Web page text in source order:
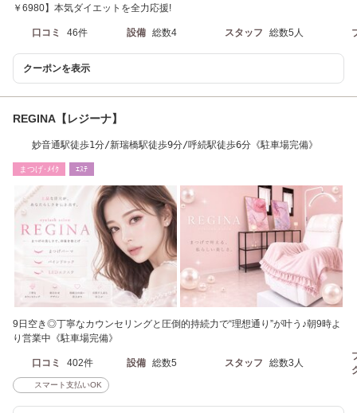
￥6980】本気ダイエットを全力応援!
口コミ 46件 設備 総数4 スタッフ 総数5人
クーポンを表示
REGINA【レジーナ】
妙音通駅徒歩1分/新瑞橋駅徒歩9分/呼続駅徒歩6分《駐車場完備》
まつげ･ﾒｲｸ ｴｽﾃ
9日空き◎丁寧なカウンセリングと圧倒的持続力で“理想通り”が叶う♪朝9時よ
り営業中《駐車場完備》
口コミ 402件 設備 総数5 スタッフ 総数3人
スマート支払いOK